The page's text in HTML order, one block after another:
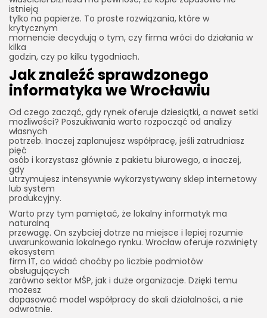
istnieją
tylko na papierze. To proste rozwiązania, które w
krytycznym
momencie decydują o tym, czy firma wróci do działania w
kilka
godzin, czy po kilku tygodniach.
Jak znaleźć sprawdzonego
informatyka we Wrocławiu
Od czego zacząć, gdy rynek oferuje dziesiątki, a nawet setki
możliwości? Poszukiwania warto rozpocząć od analizy
własnych
potrzeb. Inaczej zaplanujesz współpracę, jeśli zatrudniasz
pięć
osób i korzystasz głównie z pakietu biurowego, a inaczej,
gdy
utrzymujesz intensywnie wykorzystywany sklep internetowy
lub system
produkcyjny.
Warto przy tym pamiętać, że lokalny informatyk ma
naturalną
przewagę. On szybciej dotrze na miejsce i lepiej rozumie
uwarunkowania lokalnego rynku. Wrocław oferuje rozwinięty
ekosystem
firm IT, co widać choćby po liczbie podmiotów
obsługujących
zarówno sektor MŚP, jak i duże organizacje. Dzięki temu
możesz
dopasować model współpracy do skali działalności, a nie
odwrotnie.